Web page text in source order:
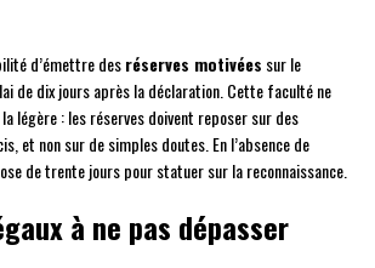
d’émettre desréserves motivées sur le
de dix jours après la déclaration. Cette faculté ne
légère : les réserves doivent reposer sur des
et non sur de simples doutes. En l’absence de
de trente jours pour statuer sur la reconnaissance.
à ne pas dépasser